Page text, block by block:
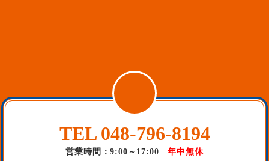
TEL 048-796-8194
営業時間：9:00～17:00年中無休